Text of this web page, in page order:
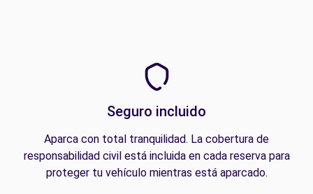
Seguro incluido
Aparca con total tranquilidad. La cobertura de
responsabilidad civil está incluida en cada reserva para
proteger tu vehículo mientras está aparcado.